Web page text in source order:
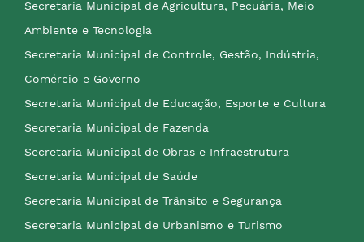
Secretaria Municipal de Agricultura, Pecuária, Meio
Ambiente e Tecnologia
Secretaria Municipal de Controle, Gestão, Indústria,
Comércio e Governo
Secretaria Municipal de Educação, Esporte e Cultura
Secretaria Municipal de Fazenda
Secretaria Municipal de Obras e Infraestrutura
Secretaria Municipal de Saúde
Secretaria Municipal de Trânsito e Segurança
Secretaria Municipal de Urbanismo e Turismo